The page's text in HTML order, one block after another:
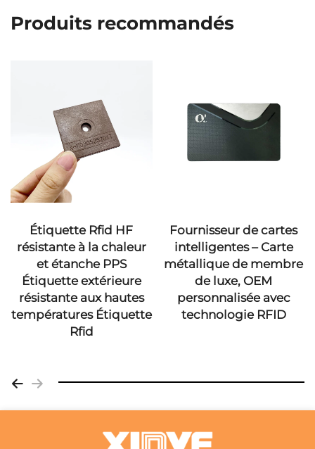
Produits recommandés
Étiquette Rfid HF
résistante à la chaleur
et étanche PPS
Étiquette extérieure
résistante aux hautes
températures Étiquette
Rfid
Fournisseur de cartes
intelligentes – Carte
métallique de membre
de luxe, OEM
personnalisée avec
technologie RFID